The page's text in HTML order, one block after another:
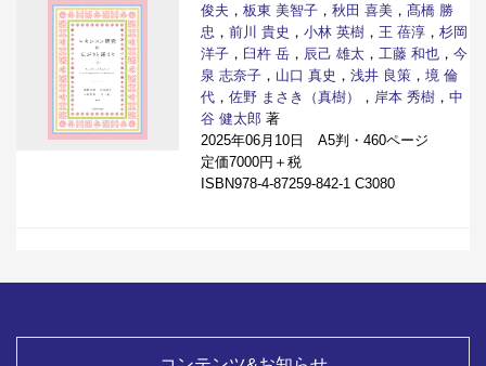
俊夫 ， 板東 美智子 ， 秋田 喜美 ， 髙橋 勝
忠 ， 前川 貴史 ， 小林 英樹 ， 王 蓓淳 ， 杉岡
洋子 ， 臼杵 岳 ， 辰己 雄太 ， 工藤 和也 ， 今
泉 志奈子 ， 山口 真史 ， 浅井 良策 ， 境 倫
代 ， 佐野 まさき（真樹） ， 岸本 秀樹 ， 中
谷 健太郎 著
2025年06月10日 A5判・460ページ
定価7000円＋税
ISBN978-4-87259-842-1 C3080